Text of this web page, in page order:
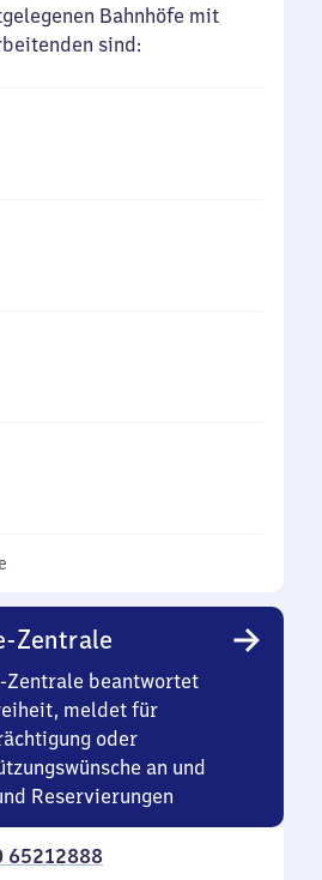
Bahnhöfe mit
sind:
Zentrale
beantwortet
meldet für
oder
an und
Reservierungen
65212888